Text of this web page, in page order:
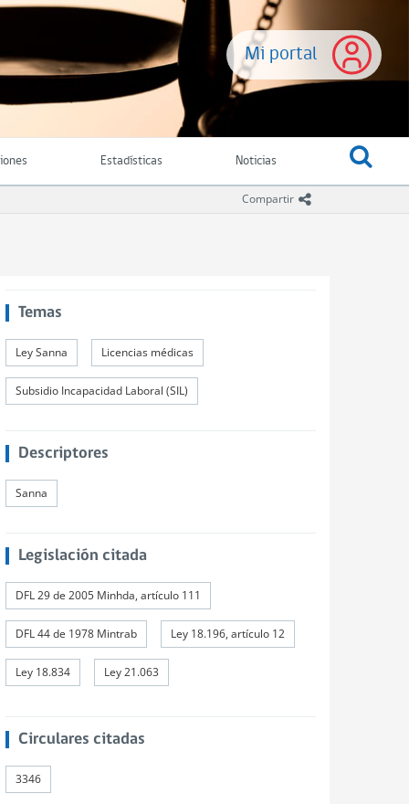
Mi portal
Estadísticas Noticias
Compartir icono compartir
Temas
Ley Sanna Licencias médicas
Subsidio Incapacidad Laboral (SIL)
Descriptores
Sanna
Legislación citada
DFL 29 de 2005 Minhda, artículo 111
DFL 44 de 1978 Mintrab Ley 18.196, artículo 12
Ley 18.834 Ley 21.063
Circulares citadas
3346